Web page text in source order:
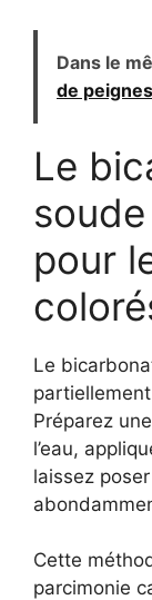
Dans le
de
Le
pour
Le
Préparez
l’eau,
laissez
Cette
parcimonie